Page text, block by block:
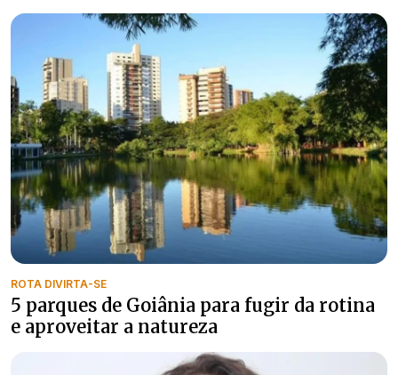
ROTA DIVIRTA-SE
5 parques de Goiânia para fugir da rotina
e aproveitar a natureza